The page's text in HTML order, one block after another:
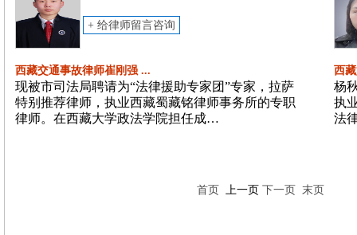
+ 给律师留言咨询
西藏交通事故律师崔刚强 ...
现被市司法局聘请为“法律援助专家团”专家，拉萨
特别推荐律师，执业西藏蜀藏铭律师事务所的专职
律师。在西藏大学政法学院担任成…
西
杨
执
法
首页 上一页 下一页 末页